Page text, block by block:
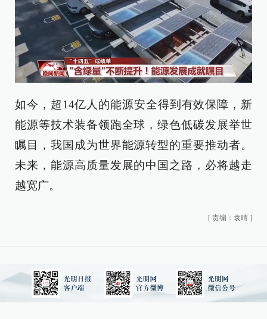
如今，超14亿人的能源安全得到有效保障，新
能源等技术装备领跑全球，绿色低碳发展举世
瞩目，我国成为世界能源转型的重要推动者。
未来，能源高质量发展的中国之路，必将越走
越宽广。
[ 责编：袁晴 ]